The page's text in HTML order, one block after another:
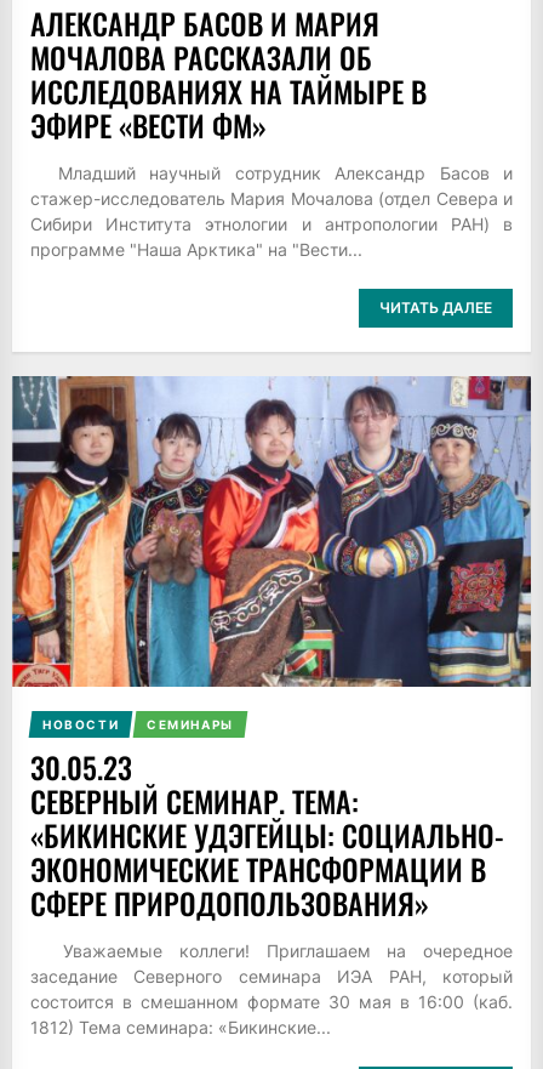
АЛЕКСАНДР БАСОВ И МАРИЯ
МОЧАЛОВА РАССКАЗАЛИ ОБ
ИССЛЕДОВАНИЯХ НА ТАЙМЫРЕ В
ЭФИРЕ «ВЕСТИ ФМ»
Младший научный сотрудник Александр Басов и
стажер-исследователь Мария Мочалова (отдел Севера и
Сибири Института этнологии и антропологии РАН) в
программе "Наша Арктика" на "Вести...
ЧИТАТЬ ДАЛЕЕ
НОВОСТИ СЕМИНАРЫ
30.05.23
СЕВЕРНЫЙ СЕМИНАР. ТЕМА:
«БИКИНСКИЕ УДЭГЕЙЦЫ: СОЦИАЛЬНО-
ЭКОНОМИЧЕСКИЕ ТРАНСФОРМАЦИИ В
СФЕРЕ ПРИРОДОПОЛЬЗОВАНИЯ»
Уважаемые коллеги! Приглашаем на очередное
заседание Северного семинара ИЭА РАН, который
состоится в смешанном формате 30 мая в 16:00 (каб.
1812) Тема семинара: «Бикинские...